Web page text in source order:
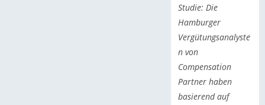
Studie: Die
Hamburger
Vergütungsanalyste
n von
Compensation
Partner haben
basierend auf